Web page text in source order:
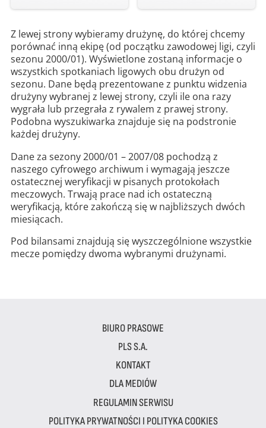
Z lewej strony wybieramy drużynę, do której chcemy
porównać inną ekipę (od początku zawodowej ligi, czyli
sezonu 2000/01). Wyświetlone zostaną informacje o
wszystkich spotkaniach ligowych obu drużyn od
sezonu. Dane będą prezentowane z punktu widzenia
drużyny wybranej z lewej strony, czyli ile ona razy
wygrała lub przegrała z rywalem z prawej strony.
Podobna wyszukiwarka znajduje się na podstronie
każdej drużyny.
Dane za sezony 2000/01 – 2007/08 pochodzą z
naszego cyfrowego archiwum i wymagają jeszcze
ostatecznej weryfikacji w pisanych protokołach
meczowych. Trwają prace nad ich ostateczną
weryfikacją, które zakończą się w najbliższych dwóch
miesiącach.
Pod bilansami znajdują się wyszczególnione wszystkie
mecze pomiędzy dwoma wybranymi drużynami.
BIURO PRASOWE
PLS S.A.
KONTAKT
DLA MEDIÓW
REGULAMIN SERWISU
POLITYKA PRYWATNOŚCI I POLITYKA COOKIES